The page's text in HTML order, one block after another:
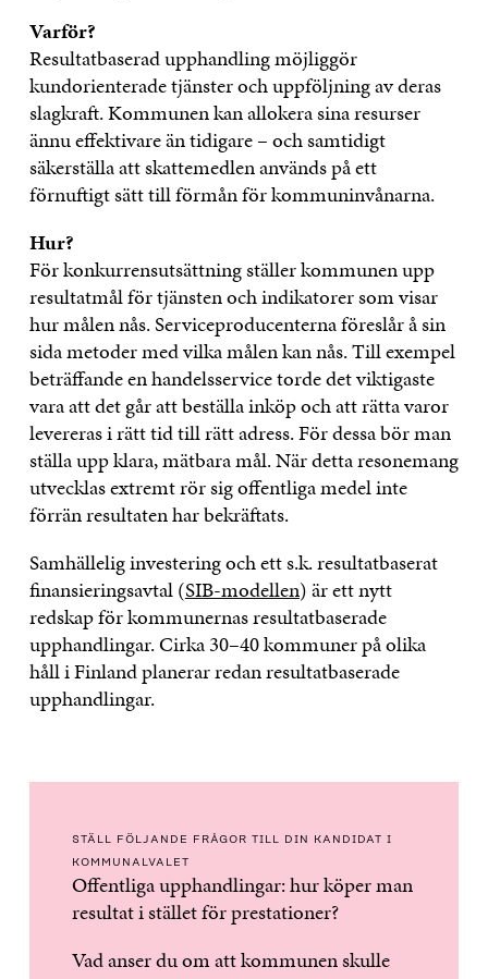
Varför?
Resultatbaserad upphandling möjliggör
kundorienterade tjänster och uppföljning av deras
slagkraft. Kommunen kan allokera sina resurser
ännu effektivare än tidigare – och samtidigt
säkerställa att skattemedlen används på ett
förnuftigt sätt till förmån för kommuninvånarna.
Hur?
För konkurrensutsättning ställer kommunen upp
resultatmål för tjänsten och indikatorer som visar
hur målen nås. Serviceproducenterna föreslår å sin
sida metoder med vilka målen kan nås. Till exempel
beträffande en handelsservice torde det viktigaste
vara att det går att beställa inköp och att rätta varor
levereras i rätt tid till rätt adress. För dessa bör man
ställa upp klara, mätbara mål. När detta resonemang
utvecklas extremt rör sig offentliga medel inte
förrän resultaten har bekräftats.
Samhällelig investering och ett s.k. resultatbaserat
finansieringsavtal (SIB-modellen) är ett nytt
redskap för kommunernas resultatbaserade
upphandlingar. Cirka 30–40 kommuner på olika
håll i Finland planerar redan resultatbaserade
upphandlingar.
STÄLL FÖLJANDE FRÅGOR TILL DIN KANDIDAT I
KOMMUNALVALET
Offentliga upphandlingar: hur köper man
resultat i stället för prestationer?
Vad anser du om att kommunen skulle